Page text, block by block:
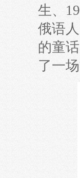
生、
俄语
的童
了一